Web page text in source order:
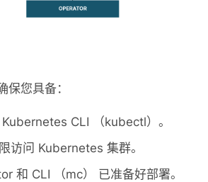
保您具备：
CLI （kubectl）。
访问 Kubernetes 集群。
和 CLI （mc） 已准备好部署。